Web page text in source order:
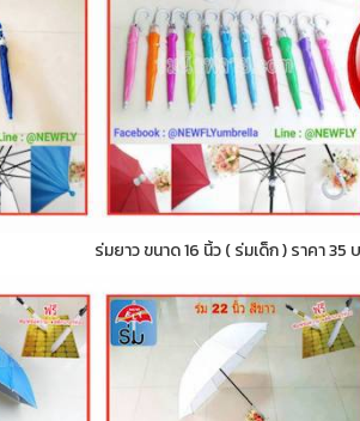
ร่มยาว ขนาด 16 นิ้ว ( ร่มเด็ก ) ราคา 35